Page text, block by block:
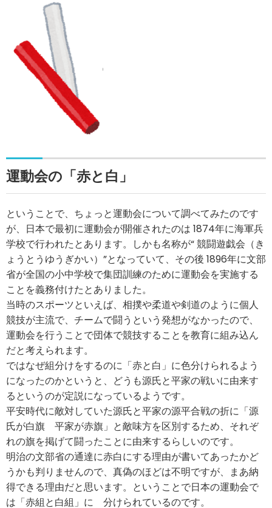
運動会の「赤と白」
ということで、ちょっと運動会について調べてみたのです
が、日本で最初に運動会が開催されたのは 1874年に海軍兵
学校で行われたとあります。しかも名称が“ 競闘遊戯会（き
ょうとうゆうぎかい）”となっていて、その後 1896年に文部
省が全国の小中学校で集団訓練のために運動会を実施する
ことを義務付けたとありました。
当時のスポーツといえば、相撲や柔道や剣道のように個人
競技が主流で、チームで闘うという発想がなかったので、
運動会を行うことで団体で競技することを教育に組み込ん
だと考えられます。
ではなぜ組分けをするのに「赤と白」に色分けられるよう
になったのかというと、どうも源氏と平家の戦いに由来す
るというのが定説になっているようです。
平安時代に敵対していた源氏と平家の源平合戦の折に「源
氏が白旗 平家が赤旗」と敵味方を区別するため、それぞ
れの旗を掲げて闘ったことに由来するらしいのです。
明治の文部省の通達に赤白にする理由が書いてあったかど
うかも判りませんので、真偽のほどは不明ですが、まあ納
得できる理由だと思います。ということで日本の運動会で
は「赤組と白組」に 分けられているのです。